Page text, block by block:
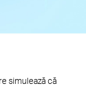
simulează că